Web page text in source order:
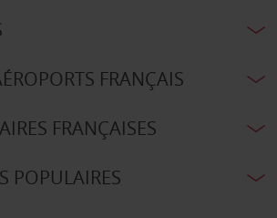
FRANÇAIS
FRANÇAISES
POPULAIRES